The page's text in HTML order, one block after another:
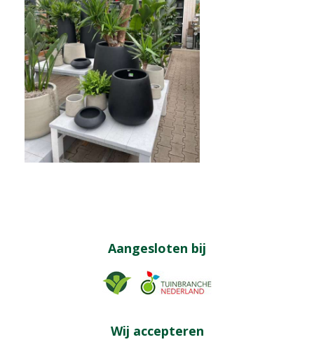
Aangesloten bij
Wij accepteren